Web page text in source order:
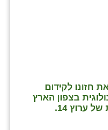
חזונו לקידום
בצפון הארץ
ערוץ 14.